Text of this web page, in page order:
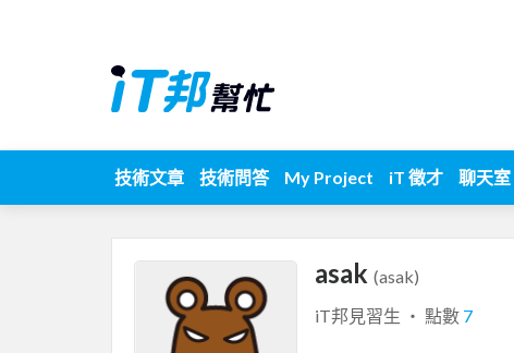
技術文章 技術問答 My Project iT 徵才 聊天室
asak (asak)
iT邦見習生 ‧ 點數 7